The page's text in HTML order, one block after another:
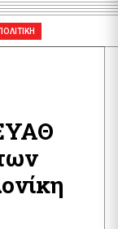
ΠΟΛΙΤΙΚΗ